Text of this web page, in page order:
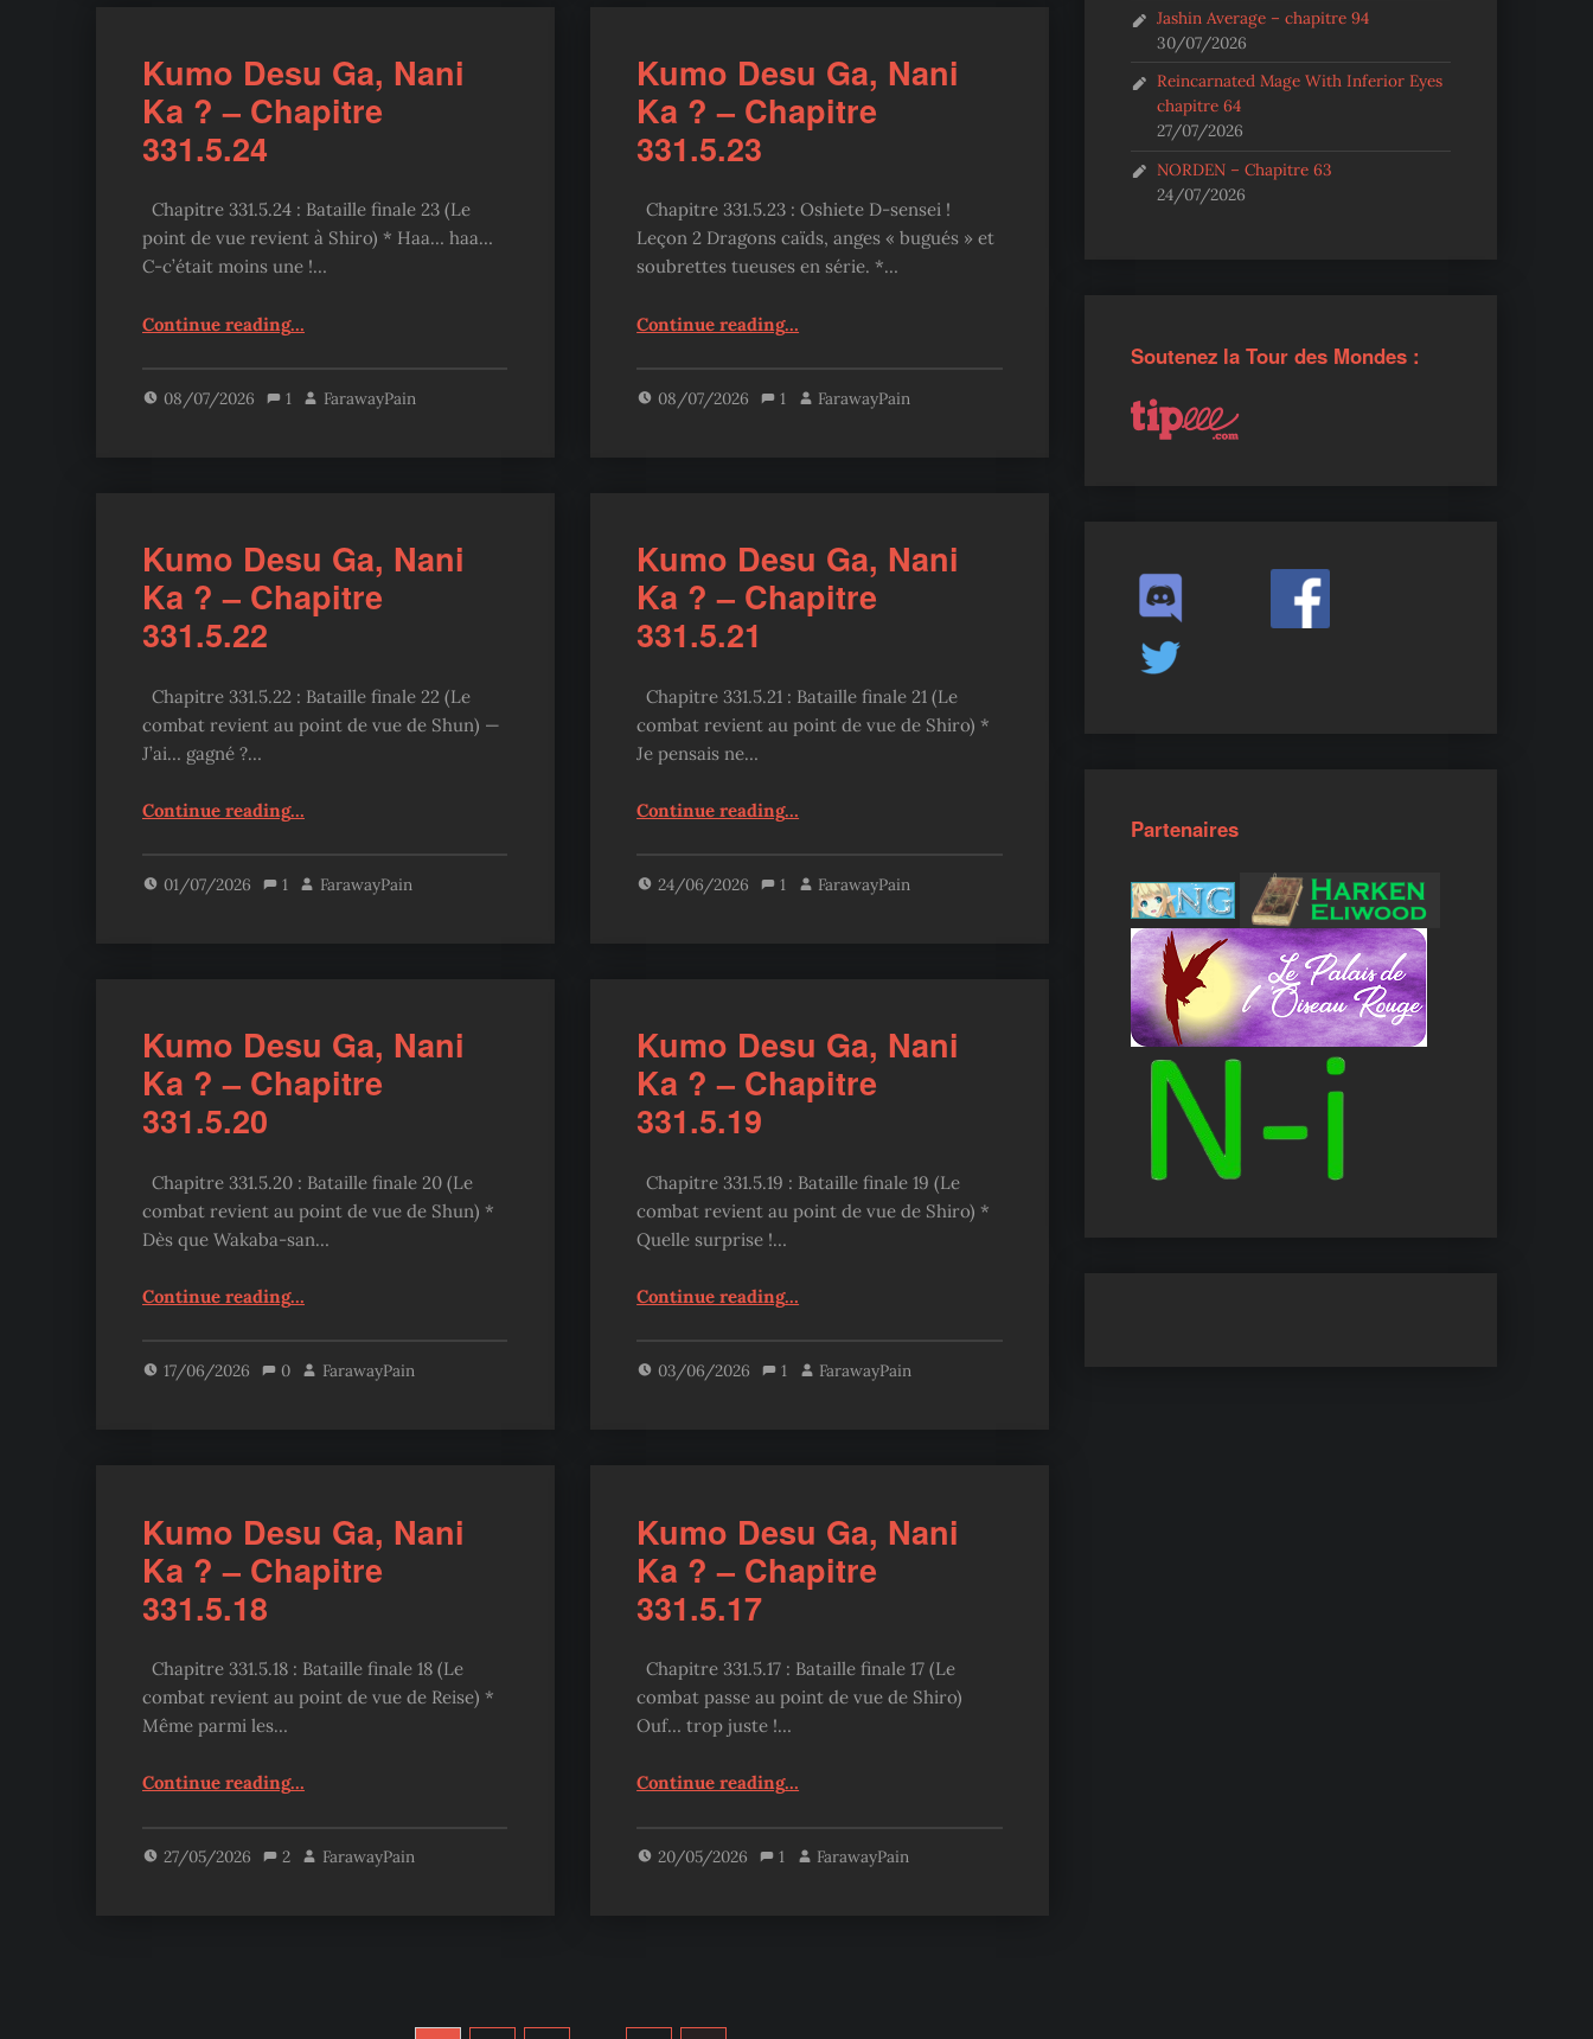
Kumo Desu Ga, Nani
Ka ? – Chapitre
331.5.24
Chapitre 331.5.24 : Bataille finale 23 (Le
point de vue revient à Shiro) * Haa… haa…
C-c’était moins une !…
Continue reading“Kumo Desu Ga, Nani Ka ? – Chapitre 331.5.24”
…
08/07/2026 1 FarawayPain
Kumo Desu Ga, Nani
Ka ? – Chapitre
331.5.23
Chapitre 331.5.23 : Oshiete D-sensei !
Leçon 2 Dragons caïds, anges « bugués » et
soubrettes tueuses en série. *…
Continue reading“Kumo Desu Ga, Nani Ka ? – Chapitre 331.5.23”
…
08/07/2026 1 FarawayPain
Kumo Desu Ga, Nani
Ka ? – Chapitre
331.5.22
Chapitre 331.5.22 : Bataille finale 22 (Le
combat revient au point de vue de Shun) —
J’ai… gagné ?…
Continue reading“Kumo Desu Ga, Nani Ka ? – Chapitre 331.5.22”
…
01/07/2026 1 FarawayPain
Kumo Desu Ga, Nani
Ka ? – Chapitre
331.5.21
Chapitre 331.5.21 : Bataille finale 21 (Le
combat revient au point de vue de Shiro) *
Je pensais ne…
Continue reading“Kumo Desu Ga, Nani Ka ? – Chapitre 331.5.21”
…
24/06/2026 1 FarawayPain
Kumo Desu Ga, Nani
Ka ? – Chapitre
331.5.20
Chapitre 331.5.20 : Bataille finale 20 (Le
combat revient au point de vue de Shun) *
Dès que Wakaba-san…
Continue reading“Kumo Desu Ga, Nani Ka ? – Chapitre 331.5.20”
…
17/06/2026 0 FarawayPain
Kumo Desu Ga, Nani
Ka ? – Chapitre
331.5.19
Chapitre 331.5.19 : Bataille finale 19 (Le
combat revient au point de vue de Shiro) *
Quelle surprise !…
Continue reading“Kumo Desu Ga, Nani Ka ? – Chapitre 331.5.19”
…
03/06/2026 1 FarawayPain
Kumo Desu Ga, Nani
Ka ? – Chapitre
331.5.18
Chapitre 331.5.18 : Bataille finale 18 (Le
combat revient au point de vue de Reise) *
Même parmi les…
Continue reading“Kumo Desu Ga, Nani Ka ? – Chapitre 331.5.18”
…
27/05/2026 2 FarawayPain
Kumo Desu Ga, Nani
Ka ? – Chapitre
331.5.17
Chapitre 331.5.17 : Bataille finale 17 (Le
combat passe au point de vue de Shiro)
Ouf… trop juste !…
Continue reading“Kumo Desu Ga, Nani Ka ? – Chapitre 331.5.17”
…
20/05/2026 1 FarawayPain
Jashin Average – chapitre 94
30/07/2026
Reincarnated Mage With Inferior Eyes
chapitre 64
27/07/2026
NORDEN – Chapitre 63
24/07/2026
Soutenez la Tour des Mondes :
Partenaires